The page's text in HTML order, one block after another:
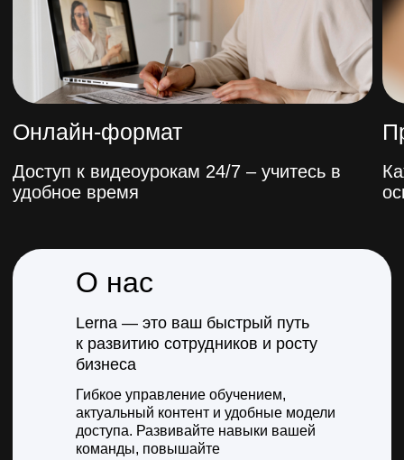
О нас
Lerna — это ваш быстрый путь
к развитию сотрудников и росту
бизнеса
Гибкое управление обучением,
актуальный контент и удобные модели
доступа. Развивайте навыки вашей
команды, повышайте